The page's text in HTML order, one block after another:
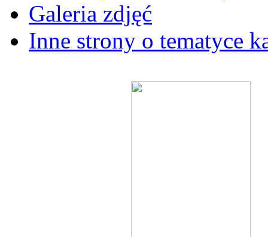
Galeria zdjęć
Inne strony o tematyce